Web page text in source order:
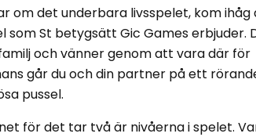
om det underbara livsspelet, kom
St betygsätt Gic Games erbjuder.
och vänner genom att vara där för
går du och din partner på ett
pussel.
för det tar två är nivåerna i spelet.